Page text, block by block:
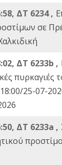
ΔΤ 6234 ,
σε
ΔΤ 6233b ,
πυρκαγιές
25-07-
ΔΤ 6233a ,